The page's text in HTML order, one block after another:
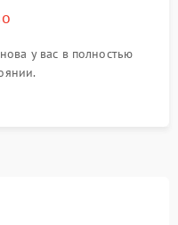
у вас в полностью